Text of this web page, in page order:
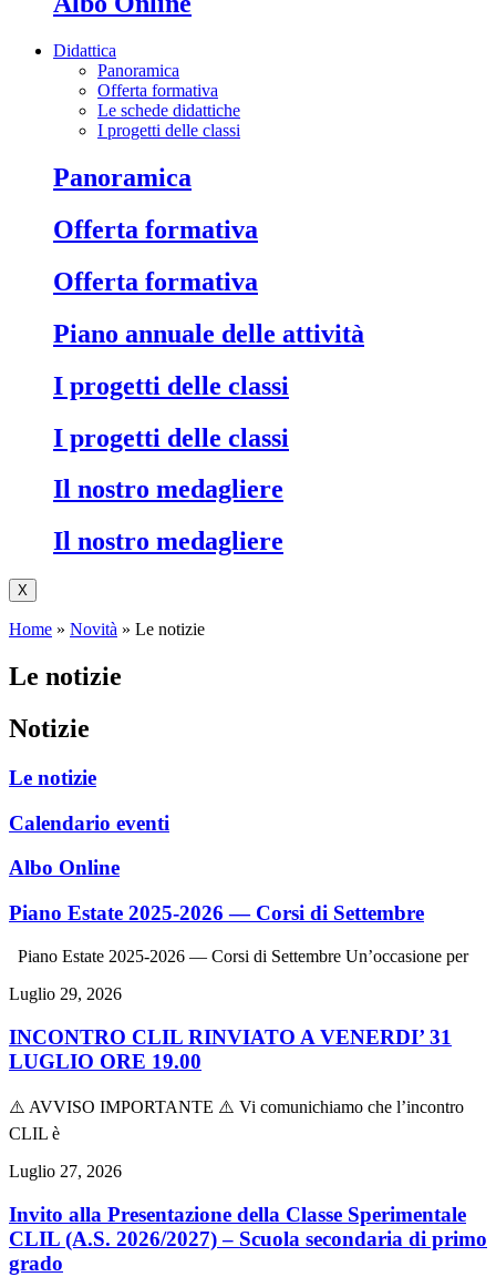
Didattica
Panoramica
Offerta formativa
Le schede didattiche
I progetti delle classi
Panoramica
Offerta formativa
Offerta formativa
Piano annuale delle attività
I progetti delle classi
I progetti delle classi
Il nostro medagliere
Il nostro medagliere
X
Home » Novità » Le notizie
Le notizie
Notizie
Le notizie
Calendario eventi
Albo Online
Piano Estate 2025-2026 — Corsi di Settembre
Piano Estate 2025-2026 — Corsi di Settembre Un’occasione per
Luglio 29, 2026
INCONTRO CLIL RINVIATO A VENERDI’ 31
LUGLIO ORE 19.00
⚠️ AVVISO IMPORTANTE ⚠️ Vi comunichiamo che l’incontro
CLIL è
Luglio 27, 2026
Invito alla Presentazione della Classe Sperimentale
CLIL (A.S. 2026/2027) – Scuola secondaria di primo
grado